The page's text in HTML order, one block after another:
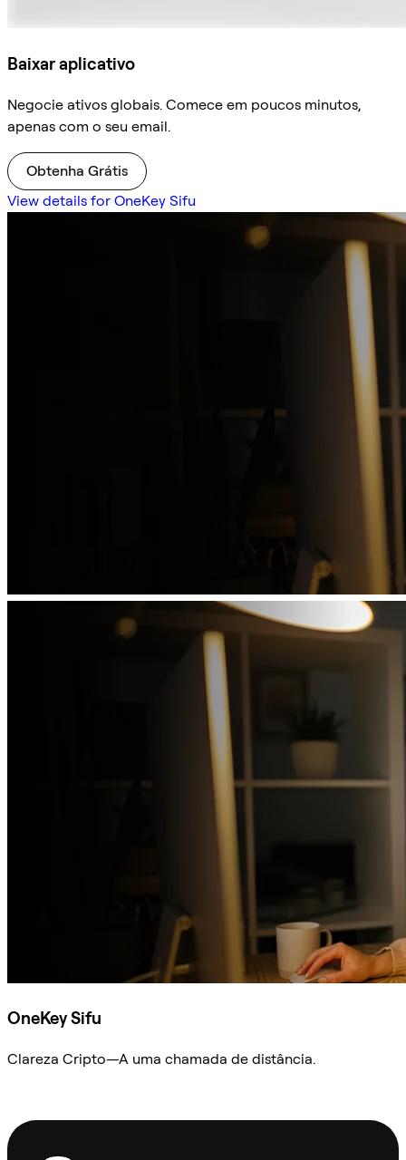
Baixar aplicativo
Negocie ativos globais. Comece em poucos minutos,
apenas com o seu email.
Obtenha Grátis
View details for OneKey Sifu
OneKey Sifu
Clareza Cripto—A uma chamada de distância.
Rodapé